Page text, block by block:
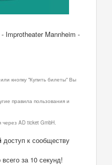
Improtheater Mannheim -
кнопку "Купить билеты" Вы
правила пользования и
AD ticket GmbH.
доступ к сообществу
за 10 секунд!